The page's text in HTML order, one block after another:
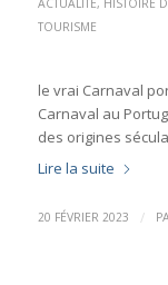
ACTUALITÉ, HISTOIRE
TOURISME
le vrai Carnaval
Carnaval au
des origines
Lire la suite
20 FÉVRIER 2023 /